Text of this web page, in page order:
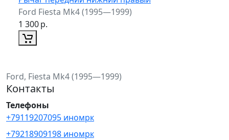
Ford Fiesta Mk4 (1995—1999)
1 300р.
Ford, Fiesta Mk4 (1995—1999)
Контакты
Телефоны
+79119207095 иномрк
+79218909198 иномрк